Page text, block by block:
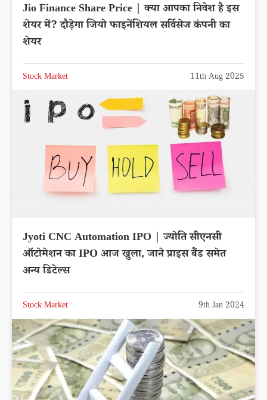
Jio Finance Share Price | क्या आपका निवेश है इस
शेयर में? दौड़ेगा जियो फाइनेंशियल सर्विसेज कंपनी का
शेयर
Stock Market 11th Aug 2025
Jyoti CNC Automation IPO | ज्योति सीएनसी
ऑटोमेशन का IPO आज खुला, जाने प्राइस बैंड समेत
अन्य डिटेल्स
Stock Market 9th Jan 2024